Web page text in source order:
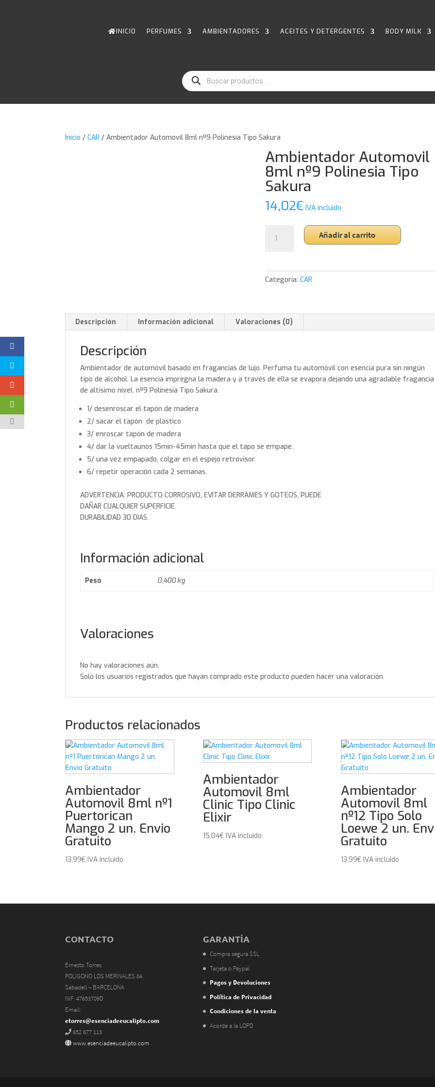
INICIO PERFUMES AMBIENTADORES ACEITES Y DETERGENTES BODY MILK
Búsqueda
de
productos
Inicio /CAR / Ambientador Automovil 8ml nº9 Polinesia Tipo Sakura
Ambientador Automovil
8ml nº9 Polinesia Tipo
Sakura
14,02€ IVA incluido
Ambientador
Automovil
Polinesia
Añadir al carrito
Categoría:CAR
Descripción Información adicional Valoraciones (0)
Descripción
Ambientador de automóvil basado en fragancias de lujo. Perfuma tu automóvil con esencia pura sin ningún
tipo de alcohol. La esencia impregna la madera y a través de ella se evapora dejando una agradable fragancia
de altísimo nivel. nº9 Polinesia Tipo Sakura.
1/ desenroscar el tapón de madera
2/ sacar el tapón de plástico
3/ enroscar tapón de madera
4/ dar la vueltaunos 15min-45min hasta que el tapo se empape.
5/ una vez empapado, colgar en el espejo retrovisor.
6/ repetir operación cada 2 semanas.
ADVERTENCIA: PRODUCTO CORROSIVO, EVITAR DERRAMES Y GOTEOS, PUEDE
DAÑAR CUALQUIER SUPERFICIE.
DURABILIDAD 30 DIAS.
Información adicional
Peso 0,400 kg
Valoraciones
No hay valoraciones aún.
Solo los usuarios registrados que hayan comprado este producto pueden hacer una valoración.
Productos relacionados
Ambientador
Automovil 8ml nº1
Puertorican
Mango 2 un. Envio
Gratuito
13,99€ IVA incluido
Ambientador
Automovil 8ml
Clinic Tipo Clinic
Elixir
15,04€ IVA incluido
Ambientador
Automovil 8ml
nº12 Tipo Solo
Loewe 2 un.
Gratuito
13,99€ IVA incluido
CONTACTO
Ernesto Torres
POLIGONO LOS MERINALES 84.
Sabadell – BARCELONA
NIF: 47653709D
Email:
etorres@esenciadeeucalipto.com
652 677 113
www.esenciadeeucalipto.com
GARANTÍA
Compra segura SSL
Tarjeta o Paypal
Pagos y Devoluciones
Política de Privacidad
Condiciones de la venta
Acorde a la LOPD